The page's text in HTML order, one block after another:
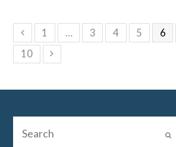
1 … 3 4 5 6
10